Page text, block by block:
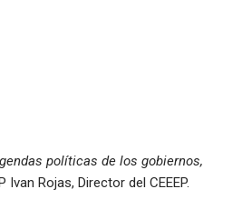
políticas de los gobiernos,
Ivan Rojas, Director del CEEEP.